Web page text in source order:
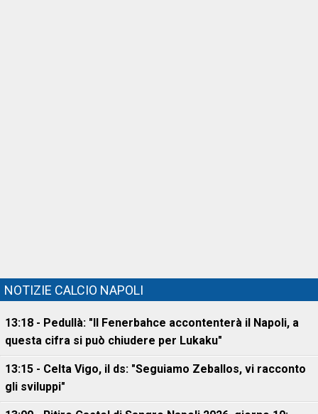
NOTIZIE CALCIO NAPOLI
13:18 - Pedullà: "Il Fenerbahce accontenterà il Napoli, a
questa cifra si può chiudere per Lukaku"
13:15 - Celta Vigo, il ds: "Seguiamo Zeballos, vi racconto
gli sviluppi"